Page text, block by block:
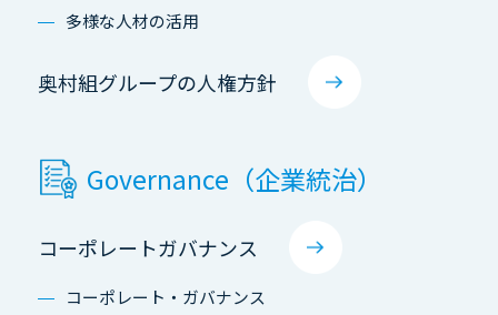
多様な人材の活用
奥村組グループの人権方針
Governance（企業統治）
コーポレートガバナンス
コーポレート・ガバナンス